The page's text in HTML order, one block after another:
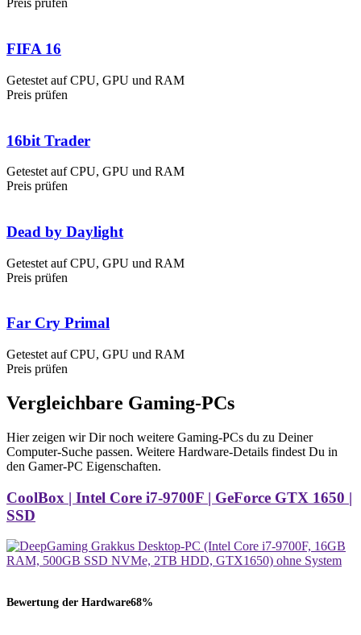
Preis prüfen
FIFA 16
Getestet auf CPU, GPU und RAM
Preis prüfen
16bit Trader
Getestet auf CPU, GPU und RAM
Preis prüfen
Dead by Daylight
Getestet auf CPU, GPU und RAM
Preis prüfen
Far Cry Primal
Getestet auf CPU, GPU und RAM
Preis prüfen
Vergleichbare Gaming-PCs
Hier zeigen wir Dir noch weitere Gaming-PCs du zu Deiner
Computer-Suche passen. Weitere Hardware-Details findest Du in
den Gamer-PC Eigenschaften.
CoolBox | Intel Core i7-9700F | GeForce GTX 1650 |
SSD
Bewertung der Hardware68%